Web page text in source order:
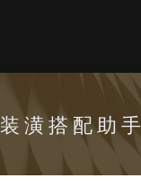
装潢搭配助手